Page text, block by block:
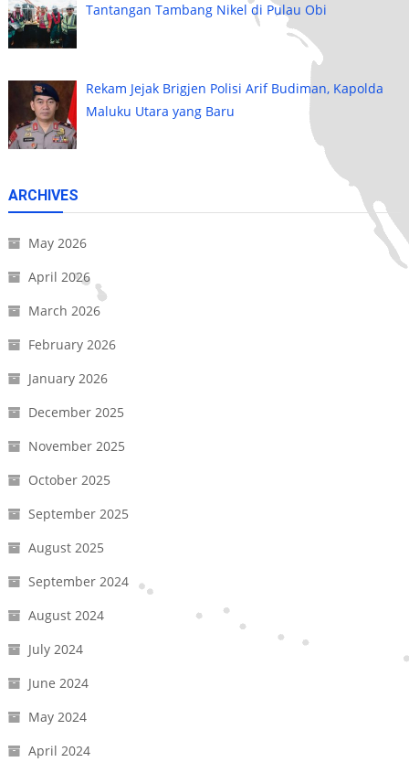
Tantangan Tambang Nikel di Pulau Obi
Rekam Jejak Brigjen Polisi Arif Budiman, Kapolda
Maluku Utara yang Baru
ARCHIVES
May 2026
April 2026
March 2026
February 2026
January 2026
December 2025
November 2025
October 2025
September 2025
August 2025
September 2024
August 2024
July 2024
June 2024
May 2024
April 2024